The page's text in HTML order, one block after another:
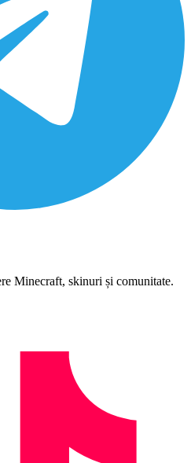
Minecraft, skinuri și comunitate.